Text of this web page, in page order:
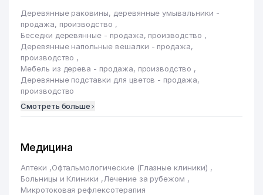
Деревянные раковины, деревянные умывальники -
продажа, производство ,
Беседки деревянные - продажа, производство ,
Деревянные напольные вешалки - продажа,
производство ,
Мебель из дерева - продажа, производство ,
Деревянные подставки для цветов - продажа,
производство
Смотреть больше
Медицина
Аптеки ,Офтальмологические (Глазные клиники) ,
Больницы и Клиники ,Лечение за рубежом ,
Микротоковая рефлексотерапия